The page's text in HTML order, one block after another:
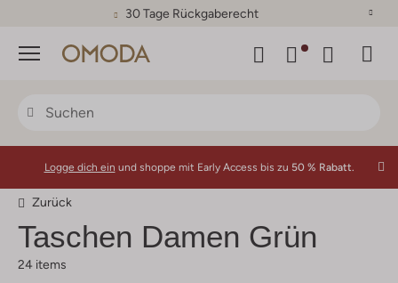
30 Tage Rückgaberecht
Menü
Logge dich ein und shoppe mit Early Access bis zu 50 % Rabatt.
Zurück
Taschen Damen Grün
24 items